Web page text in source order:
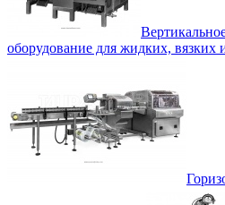
оборудование для жидких, вязких